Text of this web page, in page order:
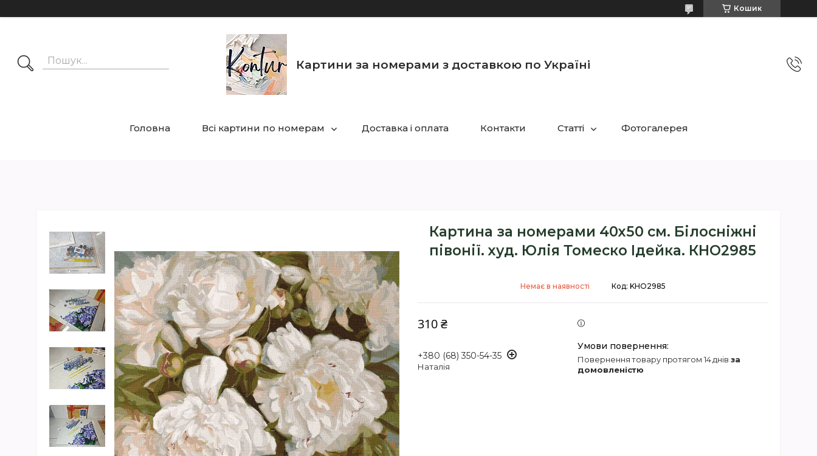
Кошик
Картини за номерами з доставкою по Україні
Головна Всі картини по номерам Доставка і оплата Контакти Статті Фотогалерея
Картина за номерами 40х50 см. Білосніжні
півонії. худ. Юлія Томеско Ідейка. КНО2985
Немає в наявності Код: KHO2985
310 ₴
+380 (68) 350-54-35
Наталія
повернення товару протягом 14 днів за
домовленістю